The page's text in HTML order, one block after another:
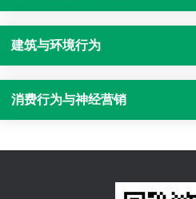
建筑与环境行为
消费行为与神经营销